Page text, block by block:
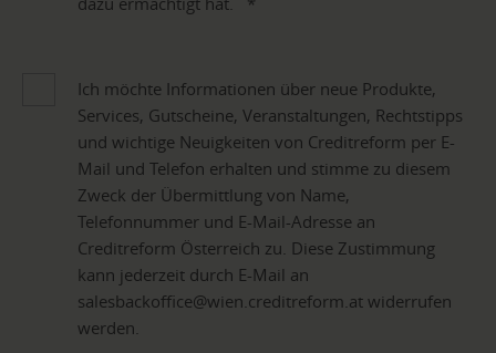
Ich möchte Informationen über neue Produkte,
Services, Gutscheine, Veranstaltungen, Rechtstipps
und wichtige Neuigkeiten von Creditreform per E-
Mail und Telefon erhalten und stimme zu diesem
Zweck der Übermittlung von Name,
Telefonnummer und E-Mail-Adresse an
Creditreform Österreich zu. Diese Zustimmung
kann jederzeit durch E-Mail an
salesbackoffice@wien.creditreform.at widerrufen
werden.